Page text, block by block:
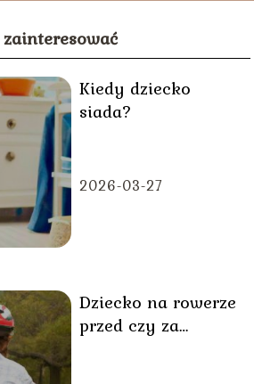
Kiedy dziecko
siada?
2026-03-27
Dziecko na rowerze
przed czy za